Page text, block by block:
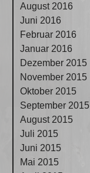
August 2016
Juni 2016
Februar 2016
Januar 2016
Dezember 2015
November 2015
Oktober 2015
September 2015
August 2015
Juli 2015
Juni 2015
Mai 2015